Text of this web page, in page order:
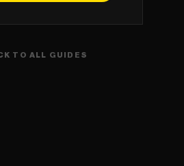
TO ALL GUIDES